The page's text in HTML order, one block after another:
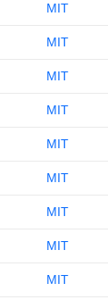
MIT
MIT
MIT
MIT
MIT
MIT
MIT
MIT
MIT